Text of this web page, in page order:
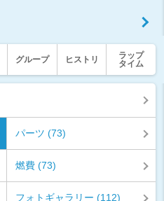
グループ ヒストリ
ラップ
タイム
パーツ (73)
燃費 (73)
フォトギャラリー (112)